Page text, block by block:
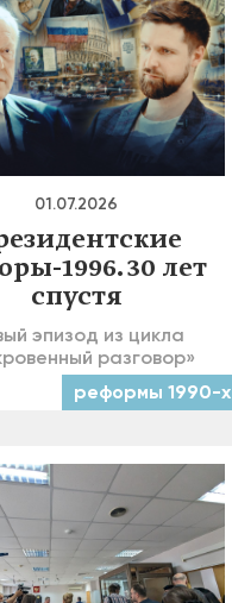
01.07.2026
1996. 30 лет
спустя
эпизод из цикла
разговор»
реформы 1990-х